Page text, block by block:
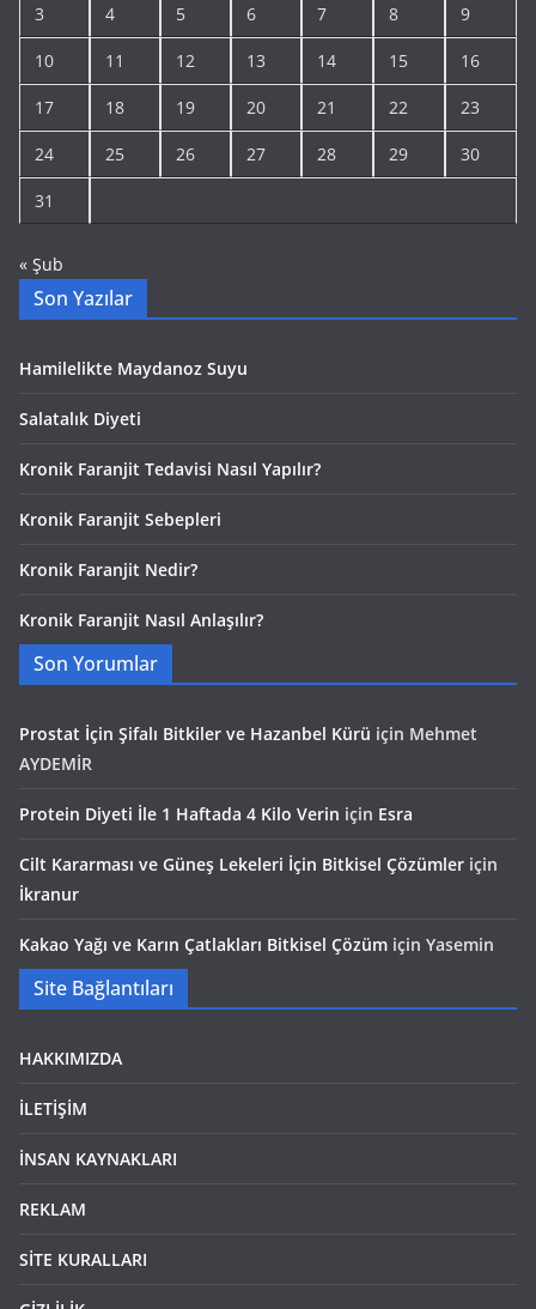
3 4 5 6 7 8 9
10 11 12 13 14 15 16
17 18 19 20 21 22 23
24 25 26 27 28 29 30
31
« Şub
Son Yazılar
Hamilelikte Maydanoz Suyu
Salatalık Diyeti
Kronik Faranjit Tedavisi Nasıl Yapılır?
Kronik Faranjit Sebepleri
Kronik Faranjit Nedir?
Kronik Faranjit Nasıl Anlaşılır?
Son Yorumlar
Prostat İçin Şifalı Bitkiler ve Hazanbel Kürü için Mehmet
AYDEMİR
Protein Diyeti İle 1 Haftada 4 Kilo Verin için Esra
Cilt Kararması ve Güneş Lekeleri İçin Bitkisel Çözümler için
İkranur
Kakao Yağı ve Karın Çatlakları Bitkisel Çözüm için Yasemin
Site Bağlantıları
HAKKIMIZDA
İLETİŞİM
İNSAN KAYNAKLARI
REKLAM
SİTE KURALLARI